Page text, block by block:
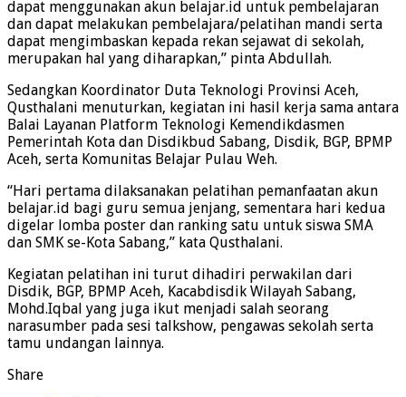
dapat menggunakan akun belajar.id untuk pembelajaran
dan dapat melakukan pembelajara/pelatihan mandi serta
dapat mengimbaskan kepada rekan sejawat di sekolah,
merupakan hal yang diharapkan,” pinta Abdullah.
Sedangkan Koordinator Duta Teknologi Provinsi Aceh,
Qusthalani menuturkan, kegiatan ini hasil kerja sama antara
Balai Layanan Platform Teknologi Kemendikdasmen
Pemerintah Kota dan Disdikbud Sabang, Disdik, BGP, BPMP
Aceh, serta Komunitas Belajar Pulau Weh.
“Hari pertama dilaksanakan pelatihan pemanfaatan akun
belajar.id bagi guru semua jenjang, sementara hari kedua
digelar lomba poster dan ranking satu untuk siswa SMA
dan SMK se-Kota Sabang,” kata Qusthalani.
Kegiatan pelatihan ini turut dihadiri perwakilan dari
Disdik, BGP, BPMP Aceh, Kacabdisdik Wilayah Sabang,
Mohd.Iqbal yang juga ikut menjadi salah seorang
narasumber pada sesi talkshow, pengawas sekolah serta
tamu undangan lainnya.
Share